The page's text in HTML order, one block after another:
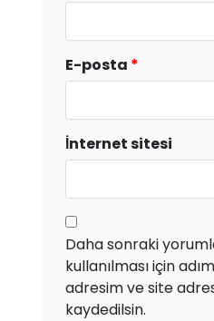
E-posta *
İnternet sitesi
Daha sonraki
kullanılması için
adresim ve site
kaydedilsin.